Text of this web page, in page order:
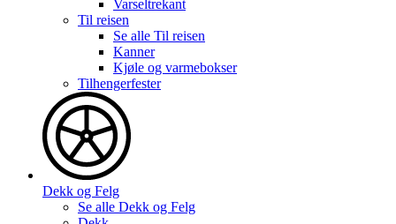
Varseltrekant
Til reisen
Se alle Til reisen
Kanner
Kjøle og varmebokser
Tilhengerfester
Dekk og Felg
Se alle Dekk og Felg